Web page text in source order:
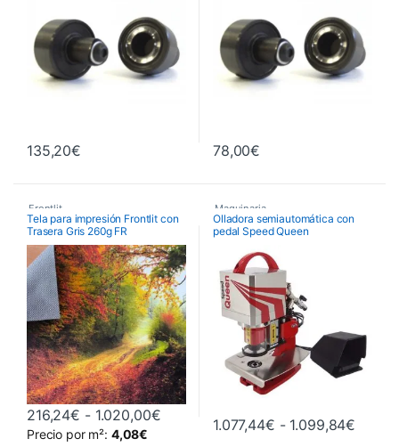
135,20€ 78,00€
Frontlit
Telas Para Ecosolventes, Látex y
,Telas y Sublimación
Tela para impresión Frontlit con
Trasera Gris 260g FR
216,24€ - 1.020,00€Rango de precios: desde 216,24€
Precio por m²: 4,08€
Este producto tiene múltiples variantes. Las opciones se
Maquinaria
Maquinaria de Acabados
Olladoras,Semiautomáticas
Olladora semiautomática con
pedal Speed Queen
1.077,44€ - 1.099,84€
Este producto tiene múltiples